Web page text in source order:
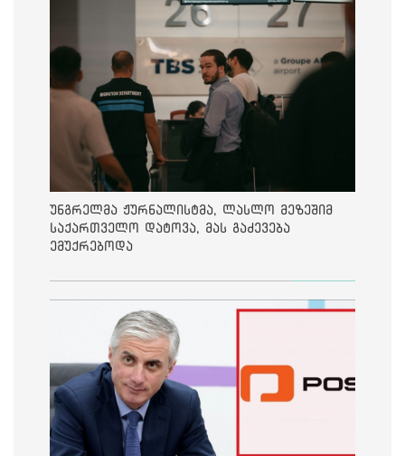
უნგრელმა ჟურნალისტმა, ლასლო მეზეშიმ
საქართველო დატოვა, მას გაძევება
ემუქრებოდა